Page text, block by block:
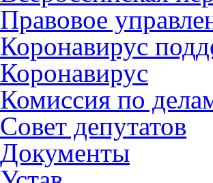
Правовое
Коронавирус
Коронавирус
Комиссия по
Совет депутатов
Документы